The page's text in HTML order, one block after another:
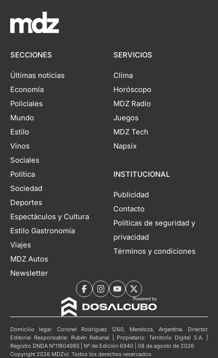
SECCIONES
Últimas noticias
Economía
Policiales
Mundo
Estilo
Vinos
Sociales
Política
Sociedad
Deportes
Espectáculos y Cultura
Estilo Gastronomía
Viajes
MDZ Autos
Newsletter
SERVICIOS
Clima
Horóscopo
MDZ Radio
Juegos
MDZ Tech
Napsix
INSTITUCIONAL
Publicidad
Contacto
Políticas de seguridad y
privacidad
Términos y condiciones
Domicilio legal: Coronel Rodríguez 1260, Mendoza, Argentina. Director
Editorial Responsable: Rubén Rabanal | Propietario: Territorio Digital S.A. |
Registro DNDA N°11804985 | Nº de Edición 6940 | 08 de agosto de 2026
Copyright 2026 MDZol. Todos los derechos reservados.